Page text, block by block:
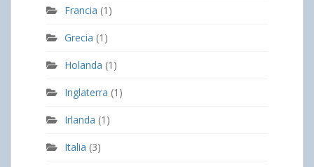
Francia (1)
Grecia (1)
Holanda (1)
Inglaterra (1)
Irlanda (1)
Italia (3)